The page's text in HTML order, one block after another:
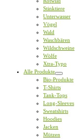
Stinktiere
Unterwasser
Vögel
Wald
Waschbären
Wildschweine
Wölfe
Xtra-Typo
Alle Produkte
Bio-Produkte
T-Shirts
Tank-Tops
Long-Sleeves
Sweatshirts
Hoodies
Jacken
Mützen